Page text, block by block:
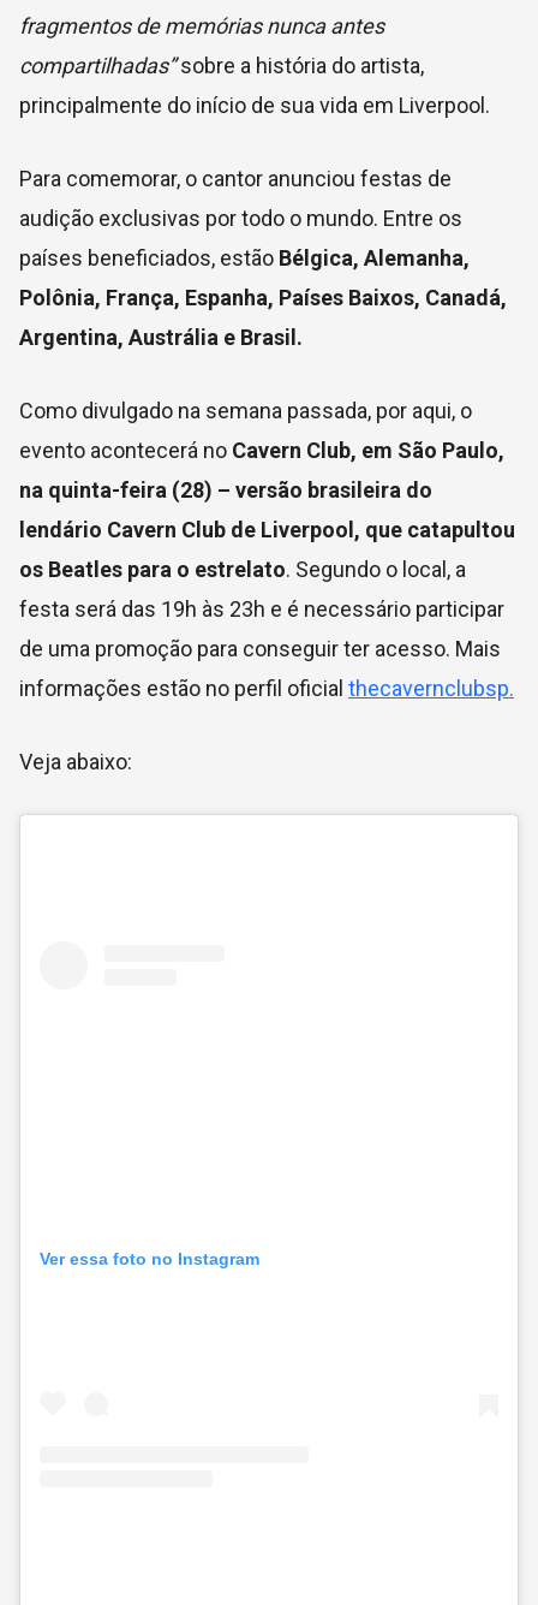
fragmentos de memórias nunca antes
compartilhadas”sobre a história do artista,
principalmente do início de sua vida em Liverpool.
Para comemorar, o cantor anunciou festas de
audição exclusivas por todo o mundo. Entre os
países beneficiados, estão Bélgica, Alemanha,
Polônia, França, Espanha, Países Baixos, Canadá,
Argentina, Austrália e Brasil.
Como divulgado na semana passada, por aqui, o
evento acontecerá no Cavern Club, em São Paulo,
na quinta-feira (28) – versão brasileira do
lendário Cavern Club de Liverpool, que catapultou
os Beatles para o estrelato. Segundo o local, a
festa será das 19h às 23h e é necessário participar
de uma promoção para conseguir ter acesso. Mais
informações estão no perfil oficial thecavernclubsp.
Veja abaixo:
Ver essa foto no Instagram